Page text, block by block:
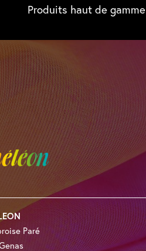
Produits haut de gamme
Paré